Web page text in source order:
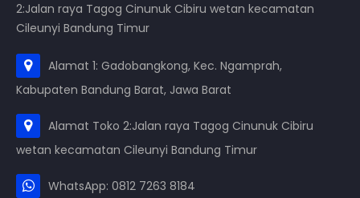
2:Jalan raya Tagog Cinunuk Cibiru wetan kecamatan
Cileunyi Bandung Timur
Alamat 1: Gadobangkong, Kec. Ngamprah,
Kabupaten Bandung Barat, Jawa Barat
Alamat Toko 2:Jalan raya Tagog Cinunuk Cibiru
wetan kecamatan Cileunyi Bandung Timur
WhatsApp: 0812 7263 8184